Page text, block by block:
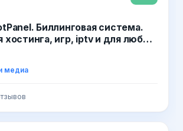
Биллинговая система.
хостинга, игр, iptv и для любых
медиа